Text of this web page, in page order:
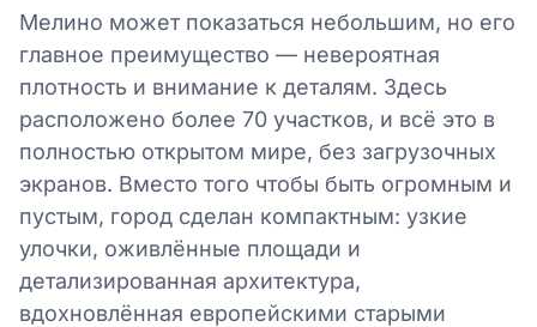
Мелино может показаться небольшим, но его
главное преимущество — невероятная
плотность и внимание к деталям. Здесь
расположено более 70 участков, и всё это в
полностью открытом мире, без загрузочных
экранов. Вместо того чтобы быть огромным и
пустым, город сделан компактным: узкие
улочки, оживлённые площади и
детализированная архитектура,
вдохновлённая европейскими старыми